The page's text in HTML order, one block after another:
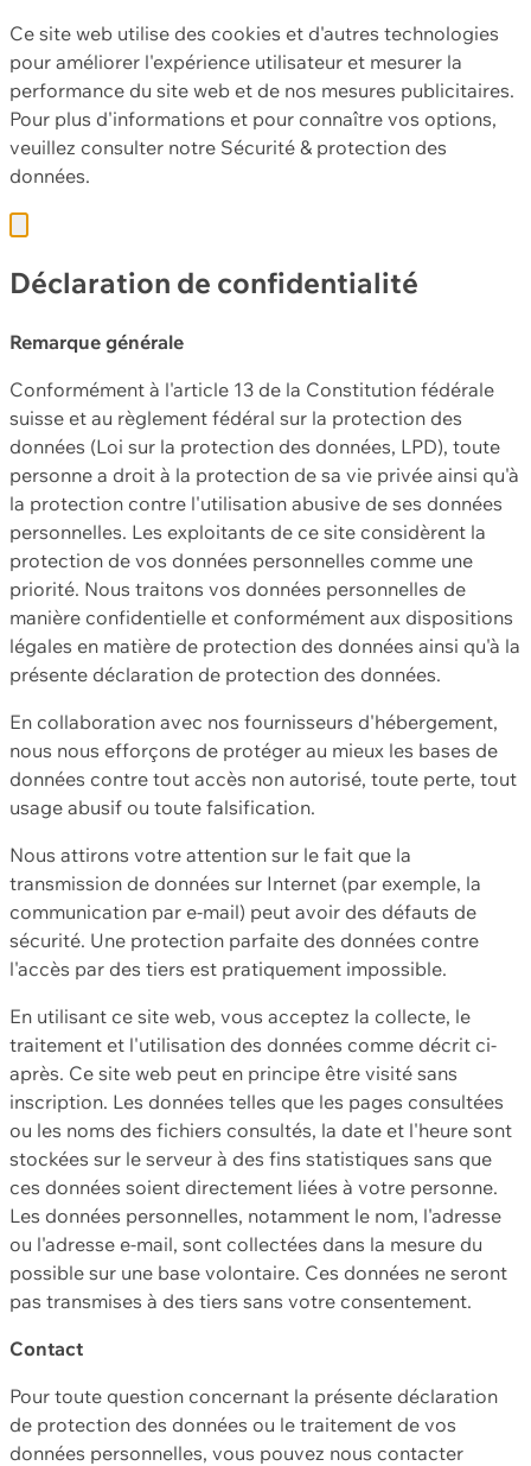
Ce site web utilise des cookies et d'autres technologies
pour améliorer l'expérience utilisateur et mesurer la
performance du site web et de nos mesures publicitaires.
Pour plus d'informations et pour connaître vos options,
veuillez consulter notre Sécurité & protection des
données.
Déclaration de confidentialité
Remarque générale
Conformément à l'article 13 de la Constitution fédérale
suisse et au règlement fédéral sur la protection des
données (Loi sur la protection des données, LPD), toute
personne a droit à la protection de sa vie privée ainsi qu'à
la protection contre l'utilisation abusive de ses données
personnelles. Les exploitants de ce site considèrent la
protection de vos données personnelles comme une
priorité. Nous traitons vos données personnelles de
manière confidentielle et conformément aux dispositions
légales en matière de protection des données ainsi qu'à la
présente déclaration de protection des données.
En collaboration avec nos fournisseurs d'hébergement,
nous nous efforçons de protéger au mieux les bases de
données contre tout accès non autorisé, toute perte, tout
usage abusif ou toute falsification.
Nous attirons votre attention sur le fait que la
transmission de données sur Internet (par exemple, la
communication par e-mail) peut avoir des défauts de
sécurité. Une protection parfaite des données contre
l'accès par des tiers est pratiquement impossible.
En utilisant ce site web, vous acceptez la collecte, le
traitement et l'utilisation des données comme décrit ci-
après. Ce site web peut en principe être visité sans
inscription. Les données telles que les pages consultées
ou les noms des fichiers consultés, la date et l'heure sont
stockées sur le serveur à des fins statistiques sans que
ces données soient directement liées à votre personne.
Les données personnelles, notamment le nom, l'adresse
ou l'adresse e-mail, sont collectées dans la mesure du
possible sur une base volontaire. Ces données ne seront
pas transmises à des tiers sans votre consentement.
Contact
Pour toute question concernant la présente déclaration
de protection des données ou le traitement de vos
données personnelles, vous pouvez nous contacter